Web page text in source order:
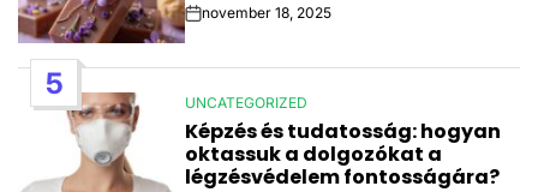
Post
Date
november 18, 2025
5
POSTED
IN
UNCATEGORIZED
Képzés és tudatosság: hogyan
oktassuk a dolgozókat a
légzésvédelem fontosságára?